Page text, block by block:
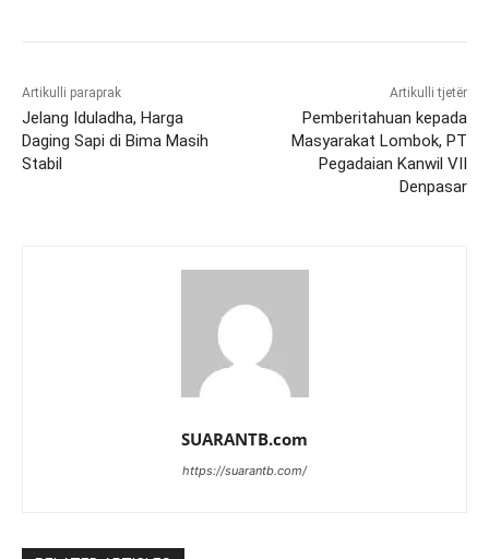
Artikulli paraprak
Jelang Iduladha, Harga
Daging Sapi di Bima Masih
Stabil
Artikulli tjetër
Pemberitahuan kepada
Masyarakat Lombok, PT
Pegadaian Kanwil VII
Denpasar
SUARANTB.com
https://suarantb.com/